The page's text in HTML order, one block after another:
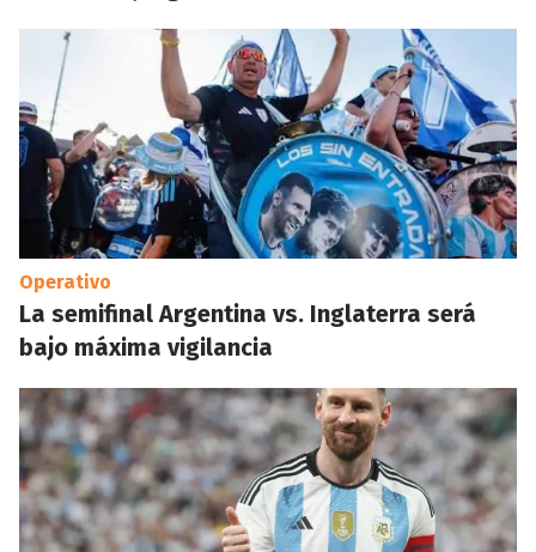
Operativo
La semifinal Argentina vs. Inglaterra será
bajo máxima vigilancia